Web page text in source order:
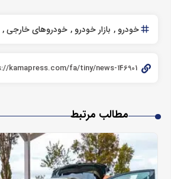
خودرو بازار خودرو خودروهای خارجی
مطالب مرتبط